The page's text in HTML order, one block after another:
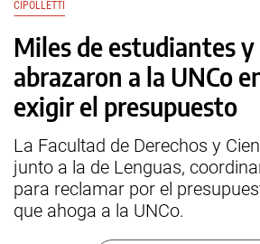
CIPOLLETTI
Miles de estudiantes
abrazaron a la UNCo
exigir el presupuesto
La Facultad de Derechos y
junto a la de Lenguas,
para reclamar por el
que ahoga a la UNCo.